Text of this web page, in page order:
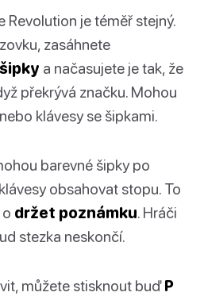
Revolution je téměř stejný.
zasáhnete
šipky a načasujete je tak, že
překrývá značku. Mohou
nebo klávesy se šipkami.
barevné šipky po
obsahovat stopu. To
držet poznámku. Hráči
stezka neskončí.
můžete stisknout buďP